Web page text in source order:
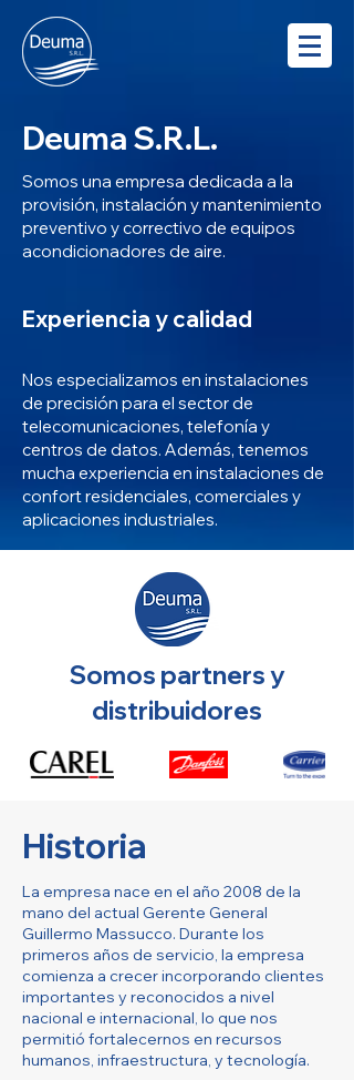
Deuma S.R.L.
Somos una empresa dedicada a la
provisión, instalación y mantenimiento
preventivo y correctivo de equipos
acondicionadores de aire.
Experiencia y calidad
Nos especializamos en instalaciones
de precisión para el sector de
telecomunicaciones, telefonía y
centros de datos. Además, tenemos
mucha experiencia en instalaciones de
confort residenciales, comerciales y
aplicaciones industriales.
Somos partners y
distribuidores
Historia
La empresa nace en el año 2008 de la
mano del actual Gerente General
Guillermo Massucco. Durante los
primeros años de servicio, la empresa
comienza a crecer incorporando clientes
importantes y reconocidos a nivel
nacional e internacional, lo que nos
permitió fortalecernos en recursos
humanos, infraestructura, y tecnología.